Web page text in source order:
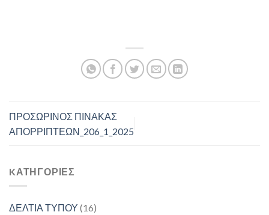
ΠΡΟΣΩΡΙΝΟΣ ΠΙΝΑΚΑΣ
ΑΠΟΡΡΙΠΤΕΩΝ_206_1_2025
KΑΤΗΓΟΡΊΕΣ
ΔΕΛΤΙΑ ΤΥΠΟΥ (16)